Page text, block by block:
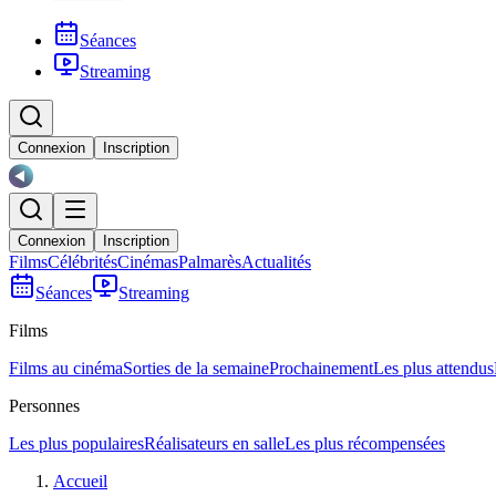
Séances
Streaming
Connexion Inscription
Connexion Inscription
FilmsCélébritésCinémasPalmarèsActualités
Séances
Streaming
Films
Films au cinémaSorties de la semaineProchainementLes plus attendus
Personnes
Les plus populairesRéalisateurs en salleLes plus récompensées
Accueil